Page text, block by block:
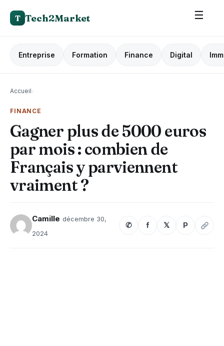
T Tech2Market ☰
Entreprise Formation Finance Digital
Accueil›
FINANCE
Gagner plus de 5000 euros
par mois : combien de
Français y parviennent
vraiment ?
Camille décembre 30,
2024
✆ f 𝕏 P